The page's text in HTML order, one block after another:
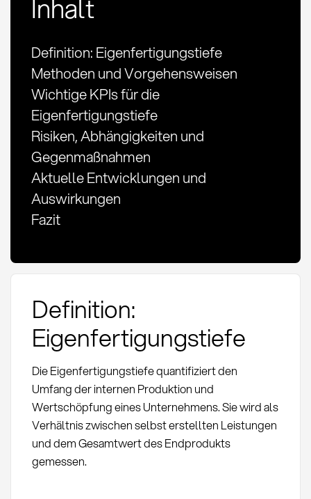
Inhalt
Definition: Eigenfertigungstiefe
Methoden und Vorgehensweisen
Wichtige KPIs für die
Eigenfertigungstiefe
Risiken, Abhängigkeiten und
Gegenmaßnahmen
Aktuelle Entwicklungen und
Auswirkungen
Fazit
Definition:
Eigenfertigungstiefe
Die Eigenfertigungstiefe quantifiziert den
Umfang der internen Produktion und
Wertschöpfung eines Unternehmens. Sie wird als
Verhältnis zwischen selbst erstellten Leistungen
und dem Gesamtwert des Endprodukts
gemessen.